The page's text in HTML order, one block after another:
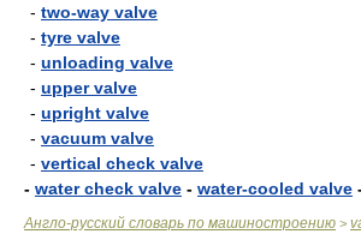
- two-way valve
- tyre valve
- unloading valve
- upper valve
- upright valve
- vacuum valve
- vertical check valve
- water check valve - water-cooled valve
Англо-русский словарь по машиностроению >